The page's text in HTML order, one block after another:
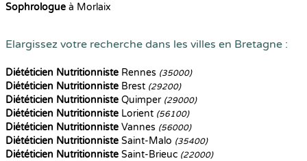
Sophrologue à Morlaix
Elargissez votre recherche dans les villes en Bretagne :
Diététicien Nutritionniste Rennes (35000)
Diététicien Nutritionniste Brest (29200)
Diététicien Nutritionniste Quimper (29000)
Diététicien Nutritionniste Lorient (56100)
Diététicien Nutritionniste Vannes (56000)
Diététicien Nutritionniste Saint-Malo (35400)
Diététicien Nutritionniste Saint-Brieuc (22000)